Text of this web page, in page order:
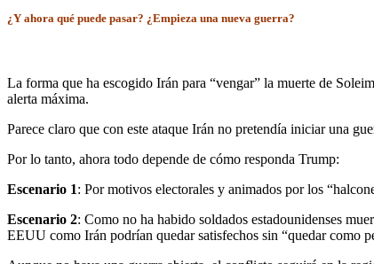
¿Y ahora qué puede pasar? ¿Empieza una nueva guerra?
La forma que ha escogido Irán para “vengar” la muerte de
alerta máxima.
Parece claro que con este ataque Irán no pretendía iniciar una
Por lo tanto, ahora todo depende de cómo responda Trump:
Escenario 1: Por motivos electorales y animados por los
Escenario 2: Como no ha habido soldados estadounidenses
EEUU como Irán podrían quedar satisfechos sin “quedar como